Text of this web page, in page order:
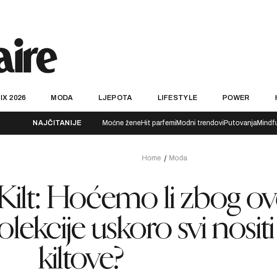
2026 MODA LJEPOTA LIFESTYLE POWER
NAJČITANIJE Moćne žene Hit parfemi Modni trendovi Putovanja
Home Moda
Hoćemo li zbog
uskoro svi nositi
kiltove?